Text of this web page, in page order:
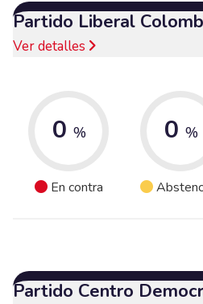
Partido Liberal
Ver detalles
0 %
En contra
0 %
Partido Centro